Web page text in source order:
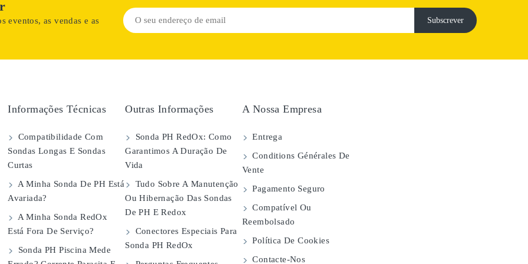
eventos, as vendas e as
Informações Técnicas
Compatibilidade Com
Sondas Longas E Sondas
Curtas
A Minha Sonda De PH Está
Avariada?
A Minha Sonda RedOx
Está Fora De Serviço?
Sonda PH Piscina Mede
Outras Informações
Sonda PH RedOx: Como
Garantimos A Duração De
Vida
Tudo Sobre A Manutenção
Ou Hibernação Das Sondas
De PH E Redox
Conectores Especiais Para
Sonda PH RedOx
A Nossa Empresa
Entrega
Conditions Générales De
Vente
Pagamento Seguro
Compatível Ou
Reembolsado
Política De Cookies
Contacte-Nos